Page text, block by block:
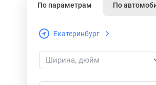
По параметрам По
Екатеринбург
Ширина, дюйм